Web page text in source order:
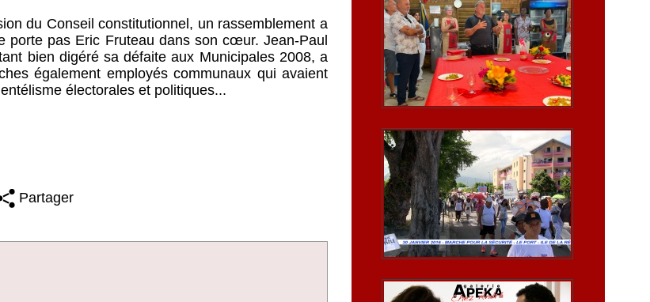
du Conseil constitutionnel, un rassemblement a
porte pas Eric Fruteau dans son cœur. Jean-Paul
bien digéré sa défaite aux Municipales 2008, a
également employés communaux qui avaient
électorales et politiques...
Partager